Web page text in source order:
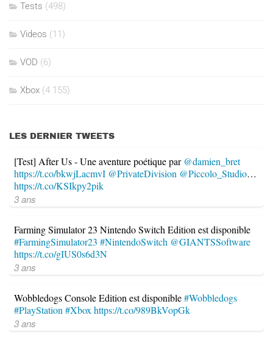
Tests (498)
Videos (11)
VOD (6)
Xbox (4 155)
LES DERNIER TWEETS
[Test] After Us - Une aventure poétique par @damien_bret
https://t.co/bkwjLacmvI @PrivateDivision @Piccolo_Studio…
https://t.co/KSIkpy2pik
3 ans
Farming Simulator 23 Nintendo Switch Edition est disponible
#FarmingSimulator23 #NintendoSwitch @GIANTSSoftware
https://t.co/gIUS0s6d3N
3 ans
Wobbledogs Console Edition est disponible#Wobbledogs
#PlayStation#Xboxhttps://t.co/989BkVopGk
3 ans